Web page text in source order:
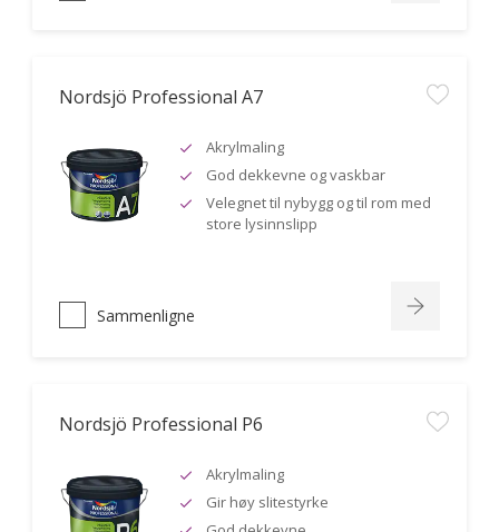
Nordsjö Professional A7
Akrylmaling
God dekkevne og vaskbar
Velegnet til nybygg og til rom med
store lysinnslipp
Sammenligne
Nordsjö Professional P6
Akrylmaling
Gir høy slitestyrke